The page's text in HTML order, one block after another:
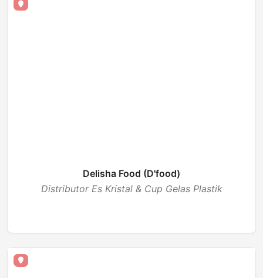
Delisha Food (D'food)
Distributor Es Kristal & Cup Gelas Plastik